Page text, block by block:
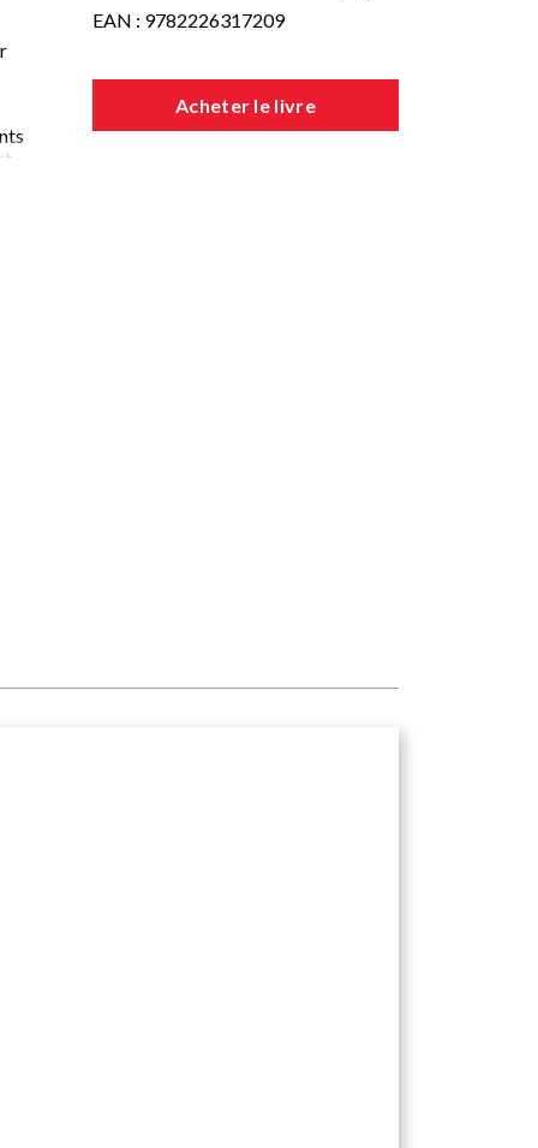
EAN : 9782226317209
Acheter le livre